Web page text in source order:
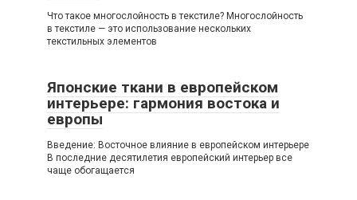
Что такое многослойность в текстиле? Многослойность
в текстиле — это использование нескольких
текстильных элементов
Японские ткани в европейском
интерьере: гармония востока и
европы
Введение: Восточное влияние в европейском интерьере
В последние десятилетия европейский интерьер все
чаще обогащается